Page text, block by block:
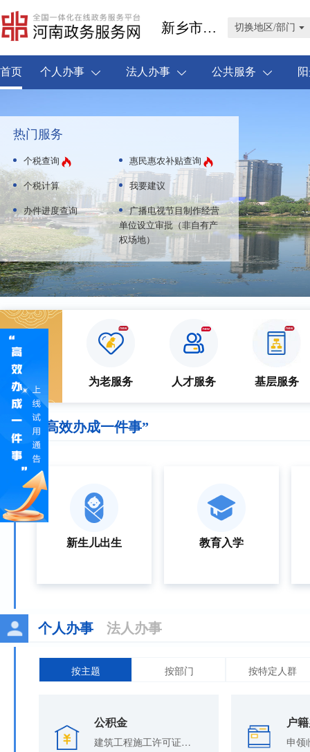
新乡市牧野区 切换地区/部门
首页 个人办事 法人办事 公共服务
热门服务
个税查询
惠民惠农补贴查询
个税计算
我要建议
办件进度查询
广播电视节目制作经营
单位设立审批（非自有产
权场地）
特色
服务
防疫专区 为老服务 人才服务 基层服务
“高效办成一件事”
新生儿出生 教育入学
个人办事 法人办事
按主题 按部门 按特定人群
公积金
建筑工程施工许可证变更（监理单位变更）
户
申领